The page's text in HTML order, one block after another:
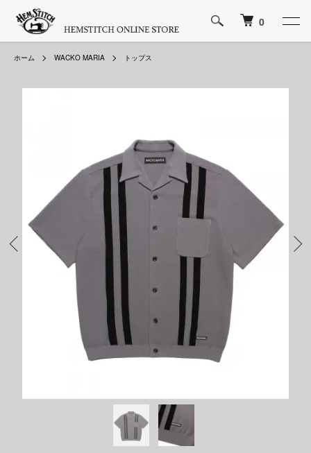
0
ホーム WACKO MARIA トップス